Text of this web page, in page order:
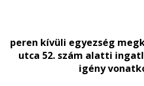
peren kívüli egyezség
utca 52. szám alatti
igény